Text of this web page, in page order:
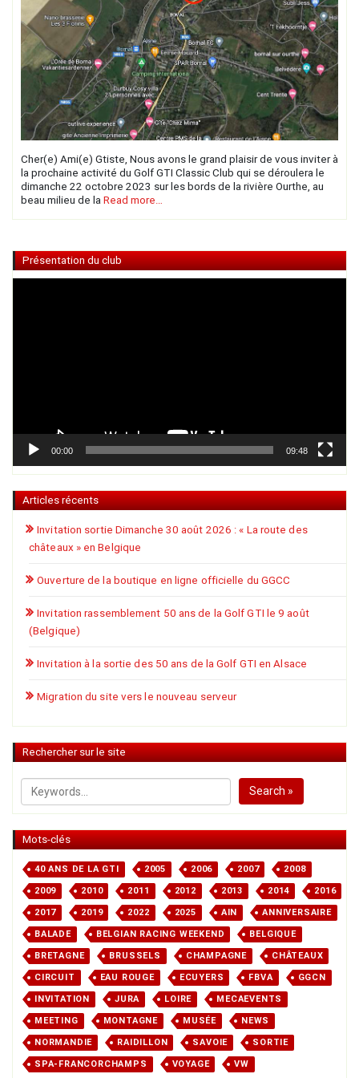
Cher(e) Ami(e) Gtiste, Nous avons le grand plaisir de vous inviter à
la prochaine activité du Golf GTI Classic Club qui se déroulera le
dimanche 22 octobre 2023 sur les bords de la rivière Ourthe, au
beau milieu de la Read more…
Présentation du club
00:00 09:48
Articles récents
Invitation sortie Dimanche 30 août 2026 : « La route des
châteaux » en Belgique
Ouverture de la boutique en ligne officielle du GGCC
Invitation rassemblement 50 ans de la Golf GTI le 9 août
(Belgique)
Invitation à la sortie des 50 ans de la Golf GTI en Alsace
Migration du site vers le nouveau serveur
Rechercher sur le site
Search »
Mots-clés
40 ANS DE LA GTI 2005 2006 2007 2008
2009 2010 2011 2012 2013 2014 2016
2017 2019 2022 2025 AIN ANNIVERSAIRE
BALADE BELGIAN RACING WEEKEND BELGIQUE
BRETAGNE BRUSSELS CHAMPAGNE CHÂTEAUX
CIRCUIT EAU ROUGE ECUYERS FBVA GGCN
INVITATION JURA LOIRE MECAEVENTS
MEETING MONTAGNE MUSÉE NEWS
NORMANDIE RAIDILLON SAVOIE SORTIE
SPA-FRANCORCHAMPS VOYAGE VW